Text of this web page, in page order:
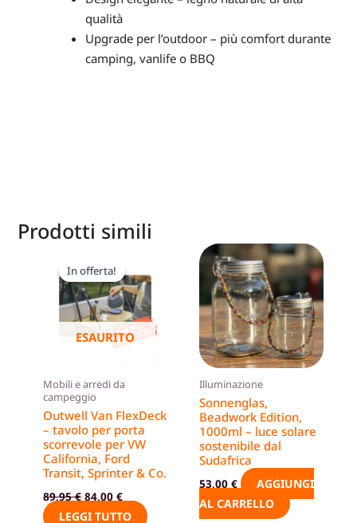
qualità
Upgrade per l’outdoor – più comfort durante
camping, vanlife o BBQ
Prodotti simili
In offerta!
ESAURITO
In offerta!
Mobili e arredi da
campeggio
Outwell Van FlexDeck
– tavolo per porta
scorrevole per VW
California, Ford
Transit, Sprinter & Co.
89,95€
originale
era:
89,95 €.
84,00€
attuale
è:
84,00 €.
LEGGI TUTTO
Illuminazione
Sonnenglas,
Beadwork Edition,
1000ml – luce solare
sostenibile dal
Sudafrica
53,00 €
AGGIUNGI
AL CARRELLO